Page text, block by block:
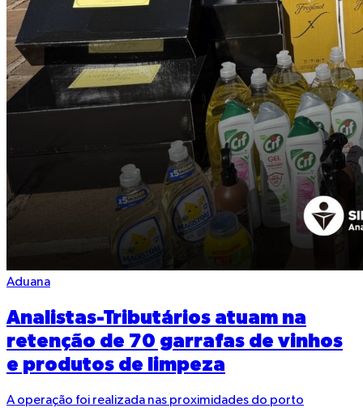
Aduana
Analistas-Tributários atuam na
retenção de 70 garrafas de vinhos
e produtos de limpeza
A operação foi realizada nas proximidades do porto